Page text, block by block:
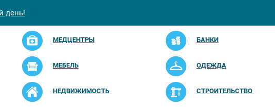
день!
МЕДЦЕНТРЫ БАНКИ
МЕБЕЛЬ ОДЕЖДА
НЕДВИЖИМОСТЬ СТРОИТЕЛЬСТВО